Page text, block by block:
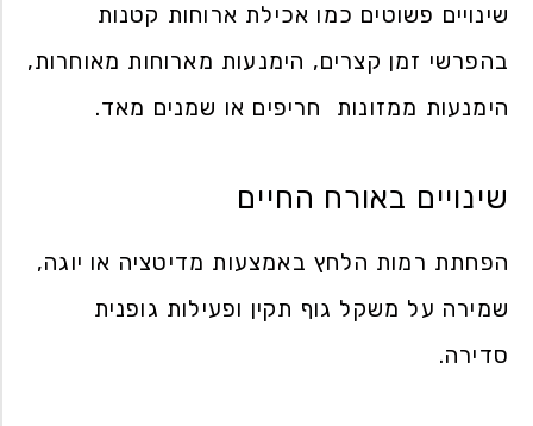
שינויים פשוטים כמו אכילת ארוחות קטנות
בהפרשי זמן קצרים, הימנעות מארוחות מאוחרות,
הימנעות ממזונות חריפים או שמנים מאד.
שינויים באורח החיים
הפחתת רמות הלחץ באמצעות מדיטציה או יוגה,
שמירה על משקל גוף תקין ופעילות גופנית
סדירה.